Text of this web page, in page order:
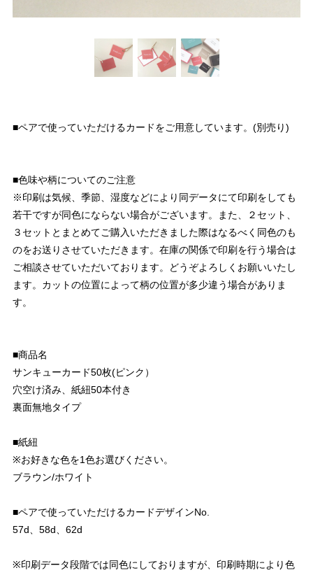
■ペアで使っていただけるカードをご用意しています。(別売り)
■色味や柄についてのご注意
※印刷は気候、季節、湿度などにより同データにて印刷をしても
若干ですが同色にならない場合がございます。また、２セット、
３セットとまとめてご購入いただきました際はなるべく同色のも
のをお送りさせていただきます。在庫の関係で印刷を行う場合は
ご相談させていただいております。どうぞよろしくお願いいたし
ます。カットの位置によって柄の位置が多少違う場合がありま
す。
■商品名
サンキューカード50枚(ピンク）
穴空け済み、紙紐50本付き
裏面無地タイプ
■紙紐
※お好きな色を1色お選びください。
ブラウン/ホワイト
■ペアで使っていただけるカードデザインNo.
57d、58d、62d
※印刷データ段階では同色にしておりますが、印刷時期により色